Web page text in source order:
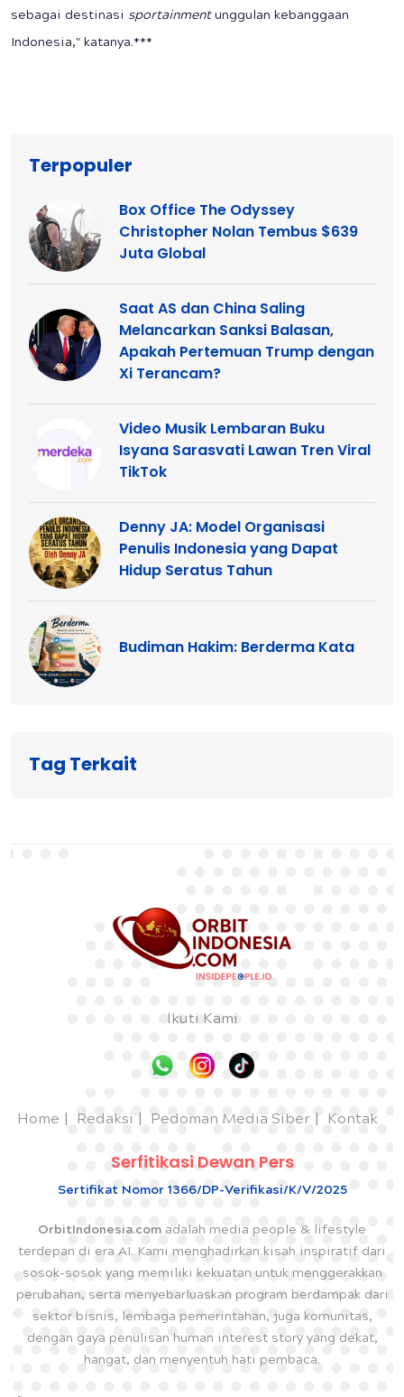
sebagai destinasi sportainmentunggulan kebanggaan
Indonesia," katanya.***
Terpopuler
Box Office The Odyssey
Christopher Nolan Tembus $639
Juta Global
Saat AS dan China Saling
Melancarkan Sanksi Balasan,
Apakah Pertemuan Trump dengan
Xi Terancam?
Video Musik Lembaran Buku
Isyana Sarasvati Lawan Tren Viral
TikTok
Denny JA: Model Organisasi
Penulis Indonesia yang Dapat
Hidup Seratus Tahun
Budiman Hakim: Berderma Kata
Tag Terkait
Ikuti Kami
Home Redaksi Pedoman Media Siber Kontak
Serfitikasi Dewan Pers
Sertifikat Nomor 1366/DP-Verifikasi/K/V/2025
OrbitIndonesia.com adalah media people & lifestyle
terdepan di era AI. Kami menghadirkan kisah inspiratif dari
sosok-sosok yang memiliki kekuatan untuk menggerakkan
perubahan, serta menyebarluaskan program berdampak dari
sektor bisnis, lembaga pemerintahan, juga komunitas,
dengan gaya penulisan human interest story yang dekat,
hangat, dan menyentuh hati pembaca.